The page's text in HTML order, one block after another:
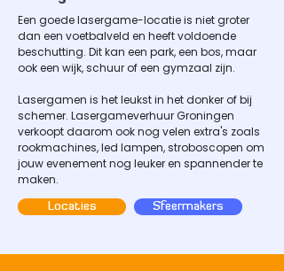
Een goede lasergame-locatie is niet groter
dan een voetbalveld en heeft voldoende
beschutting. Dit kan een park, een bos, maar
ook een wijk, schuur of een gymzaal zijn.
Lasergamen is het leukst in het donker of bij
schemer. Lasergameverhuur Groningen
verkoopt daarom ook nog velen extra's zoals
rookmachines, led lampen, stroboscopen om
jouw evenement nog leuker en spannender te
maken.
Locaties Sfeermakers